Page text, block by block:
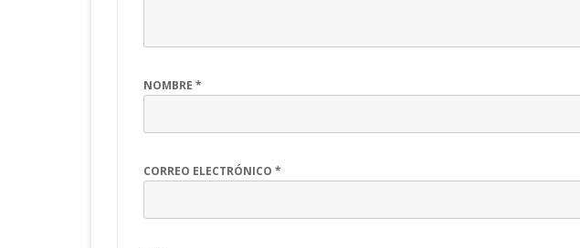
NOMBRE *
CORREO ELECTRÓNICO *